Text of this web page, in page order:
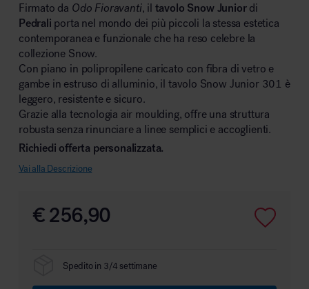
Area outdoor
Area hospitality
Firmato da Odo Fioravanti, il tavolo Snow Juniordi
Pedrali porta nel mondo dei più piccoli la stessa estetica
contemporanea e funzionale che ha reso celebre la
collezione Snow.
Con piano in polipropilene caricato con fibra di vetro e
gambe in estruso di alluminio, il tavolo Snow Junior 301 è
leggero, resistente e sicuro.
Grazie alla tecnologia air moulding, offre una struttura
robusta senza rinunciare a linee semplici e accoglienti.
Richiedi offerta personalizzata.
Vai alla Descrizione
€256,90
Spedito in 3/4 settimane